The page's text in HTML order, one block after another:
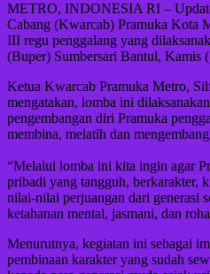
METRO, INDONESIA RI –
Cabang (Kwarcab) Pramuka Kota
III regu penggalang yang
(Buper) Sumbersari Bantul, Kamis
Ketua Kwarcab Pramuka Metro,
mengatakan, lomba ini
pengembangan diri Pramuka
membina, melatih dan
“Melalui lomba ini kita ingin agar
pribadi yang tangguh, berkarakter,
nilai-nilai perjuangan dari generasi
ketahanan mental, jasmani, dan
Menurutnya, kegiatan ini sebagai
pembinaan karakter yang sudah